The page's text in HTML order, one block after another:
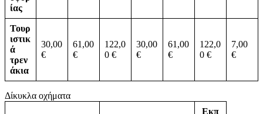
ίας
Τουρ
ιστικ
ά
τρεν
άκια
30,00
€
61,00
€
122,0
0 €
30,00
€
61,00
€
122,0
0 €
7,00
€
Δίκυκλα οχήματα
Εκπ